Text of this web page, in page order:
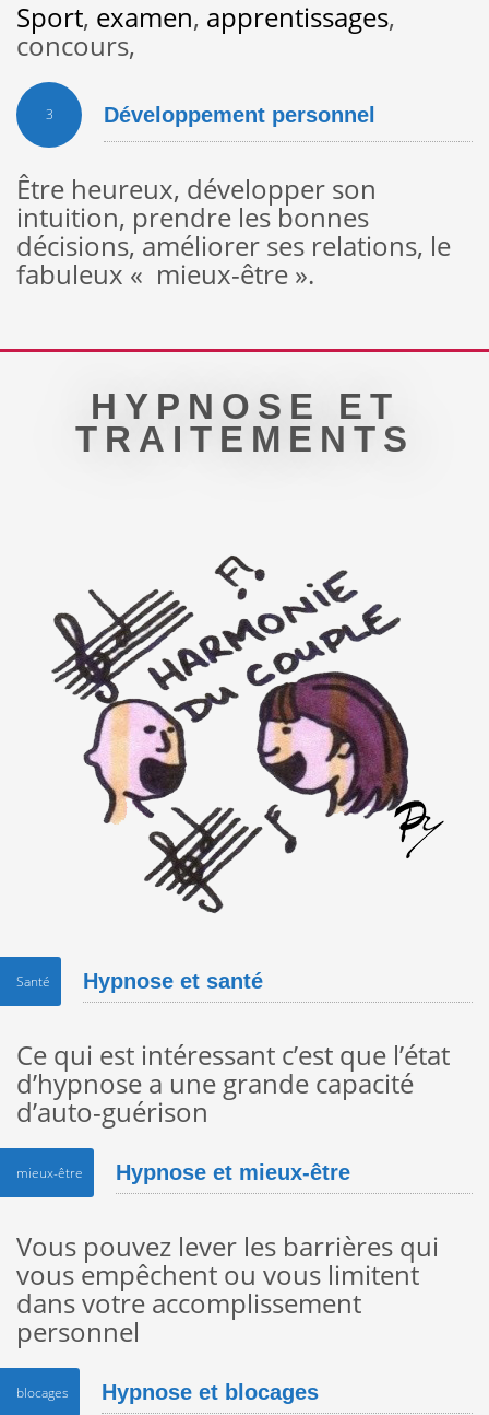
Sport, examen, apprentissages,
concours,
3 Développement personnel
Être heureux, développer son
intuition, prendre les bonnes
décisions, améliorer ses relations, le
fabuleux « mieux-être ».
HYPNOSE ET
TRAITEMENTS
Santé Hypnose et santé
Ce qui est intéressant c’est que l’état
d’hypnose a une grande capacité
d’auto-guérison
mieux-être Hypnose et mieux-être
Vous pouvez lever les barrières qui
vous empêchent ou vous limitent
dans votre accomplissement
personnel
blocages Hypnose et blocages